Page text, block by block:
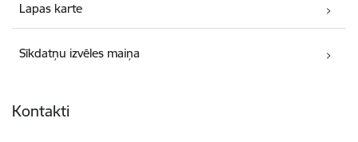
Lapas karte
Sīkdatņu izvēles maiņa
Kontakti